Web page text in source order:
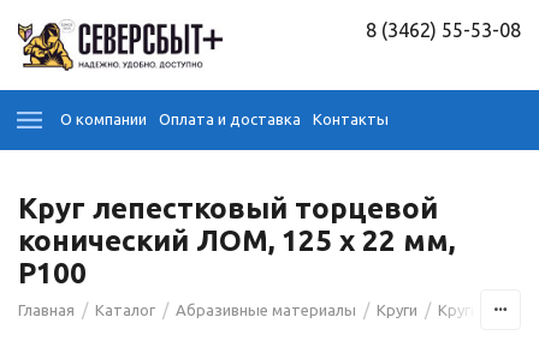
8 (3462) 55-53-08
О компании Оплата и доставка Контакты
Круг лепестковый торцевой
конический ЛОМ, 125 х 22 мм,
Р100
Главная / Каталог / Абразивные материалы / Круги / Круги